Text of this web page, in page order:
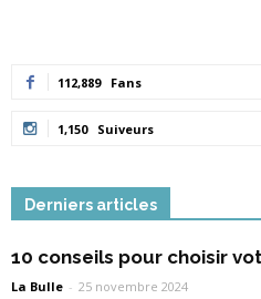
112,889 Fans
1,150 Suiveurs
Derniers articles
10 conseils pour choisir
La Bulle - 25 novembre 2024